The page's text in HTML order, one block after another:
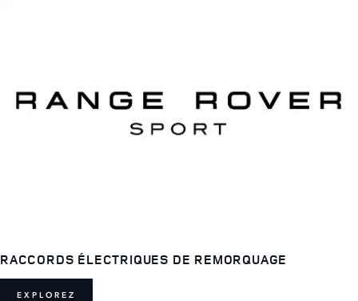
RACCORDS ÉLECTRIQUES DE REMORQUAGE
EXPLOREZ